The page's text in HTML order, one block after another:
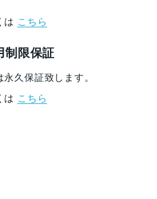
ー, 気圧センサー, 近
は こちら
制限保証
久保証致します。
は こちら